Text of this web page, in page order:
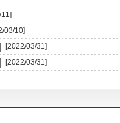
03/10]
[2022/03/31]
[2022/03/31]